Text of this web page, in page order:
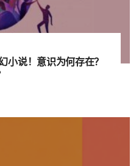
小说！意识为何存在？